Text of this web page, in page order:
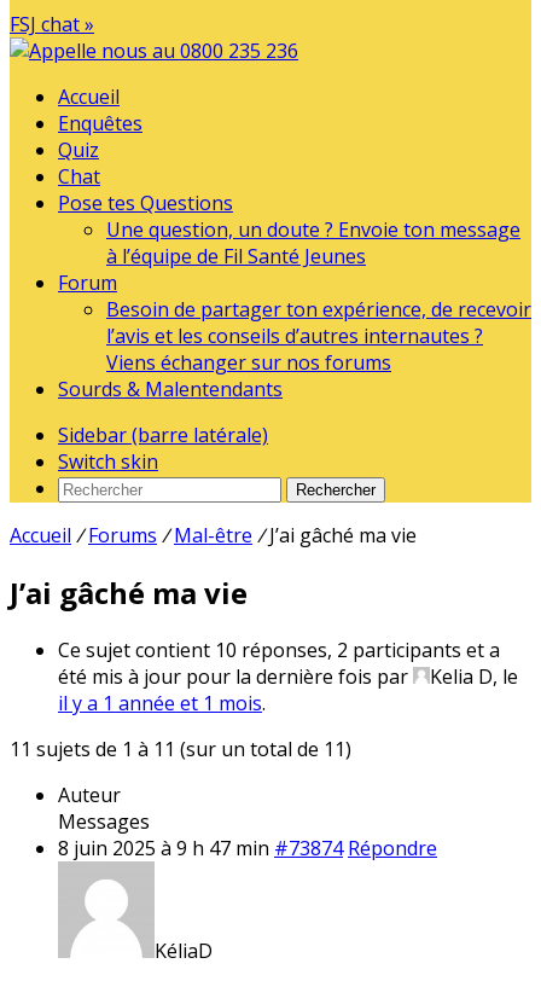
FSJ chat »
Accueil
Enquêtes
Quiz
Chat
Pose tes Questions
Une question, un doute ? Envoie ton message
à l’équipe de Fil Santé Jeunes
Forum
Besoin de partager ton expérience, de recevoir
l’avis et les conseils d’autres internautes ?
Viens échanger sur nos forums
Sourds & Malentendants
Sidebar (barre latérale)
Switch skin
Rechercher
Accueil / Forums / Mal-être / J’ai gâché ma vie
J’ai gâché ma vie
Ce sujet contient 10 réponses, 2 participants et a
été mis à jour pour la dernière fois par
Kelia D, le
il y a 1 année et 1 mois.
11 sujets de 1 à 11 (sur un total de 11)
Auteur
Messages
8 juin 2025 à 9 h 47 min #73874 Répondre
KéliaD